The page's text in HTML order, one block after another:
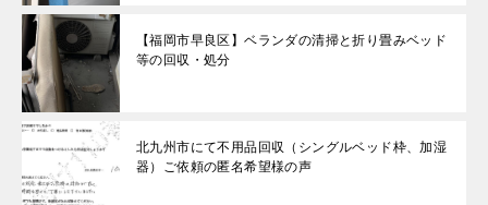
【福岡市早良区】ベランダの清掃と折り畳みベッド
等の回収・処分
北九州市にて不用品回収（シングルベッド枠、加湿
器）ご依頼の匿名希望様の声